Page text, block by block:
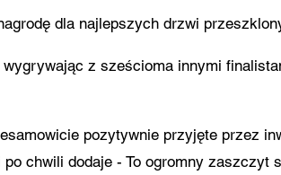
dla najlepszych drzwi
z sześcioma innymi
pozytywnie przyjęte przez
chwili dodaje - To ogromny